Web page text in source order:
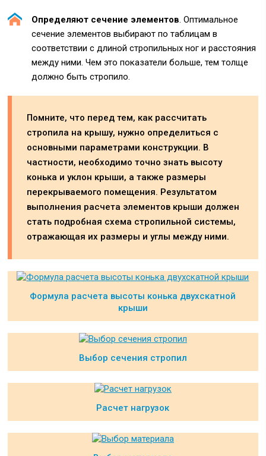
Определяют сечение элементов. Оптимальное
сечение элементов выбирают по таблицам в
соответствии с длиной стропильных ног и расстояния
между ними. Чем это показатели больше, тем толще
должно быть стропило.
Помните, что перед тем, как рассчитать
стропила на крышу, нужно определиться с
основными параметрами конструкции. В
частности, необходимо точно знать высоту
конька и уклон крыши, а также размеры
перекрываемого помещения. Результатом
выполнения расчета элементов крыши должен
стать подробная схема стропильной системы,
отражающая их размеры и углы между ними.
Формула расчета высоты конька двухскатной
крыши
Выбор сечения стропил
Расчет нагрузок